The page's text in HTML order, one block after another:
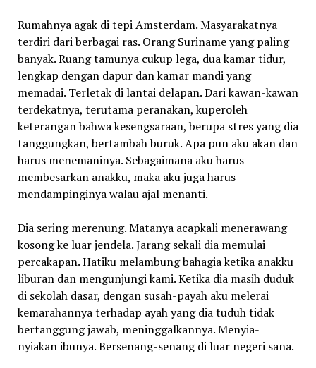
Rumahnya agak di tepi Amsterdam. Masyarakatnya
terdiri dari berbagai ras. Orang Suriname yang paling
banyak. Ruang tamunya cukup lega, dua kamar tidur,
lengkap dengan dapur dan kamar mandi yang
memadai. Terletak di lantai delapan. Dari kawan-kawan
terdekatnya, terutama peranakan, kuperoleh
keterangan bahwa kesengsaraan, berupa stres yang dia
tanggungkan, bertambah buruk. Apa pun aku akan dan
harus menemaninya. Sebagaimana aku harus
membesarkan anakku, maka aku juga harus
mendampinginya walau ajal menanti.
Dia sering merenung. Matanya acapkali menerawang
kosong ke luar jendela. Jarang sekali dia memulai
percakapan. Hatiku melambung bahagia ketika anakku
liburan dan mengunjungi kami. Ketika dia masih duduk
di sekolah dasar, dengan susah-payah aku melerai
kemarahannya terhadap ayah yang dia tuduh tidak
bertanggung jawab, meninggalkannya. Menyia-
nyiakan ibunya. Bersenang-senang di luar negeri sana.